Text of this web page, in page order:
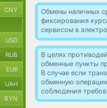
Обмены наличных
фиксирования
сервисом в
В целях
обменные пункты
В случае если
обменную
соблюдения
CNY
USD
RUB
EUR
UAH
BYN